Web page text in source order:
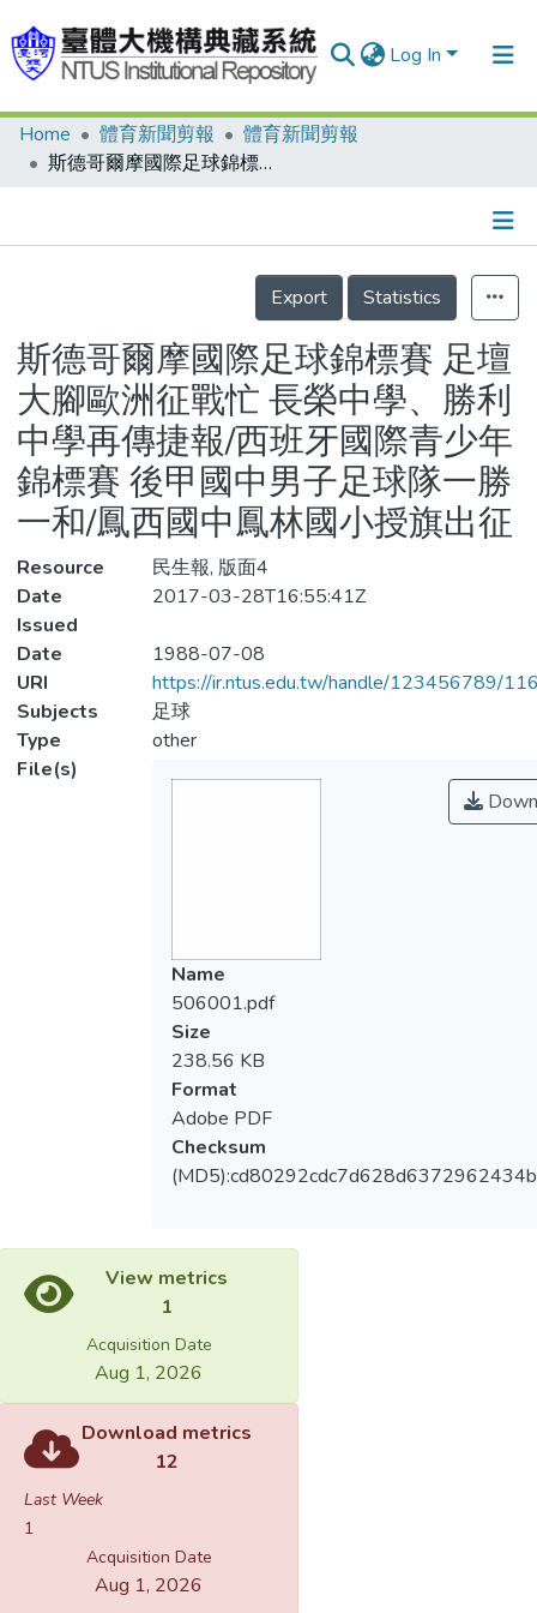
Log In
Communities & Collections
Statistics
Home 體育新聞剪報
體育新聞剪報
斯德哥爾摩國際足球錦標賽 足壇大腳歐洲征戰忙 長榮中學、勝利中學再傳捷報/西班牙國際青少年錦標賽 後甲國中男子足球隊一勝一和/鳳西國中鳳林國小授旗出征
Details
Export
Statistics
斯德哥爾摩國際足球錦標賽 足壇
大腳歐洲征戰忙 長榮中學、勝利
中學再傳捷報/西班牙國際青少年
錦標賽 後甲國中男子足球隊一勝
一和/鳳西國中鳳林國小授旗出征
Resource
民生報, 版面4
Date
Issued
2017-03-28T16:55:41Z
Date
1988-07-08
URI
https://ir.ntus.edu.tw/handle/123456789/
Subjects
足球
Type
other
File(s)
Name
506001.pdf
Size
238.56 KB
Format
Adobe PDF
Checksum
View metrics
1
Acquisition Date
Aug 1, 2026
Download metrics
12
Last Week
1
Acquisition Date
Aug 1, 2026